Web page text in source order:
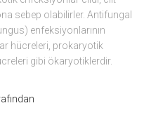
sebep olabilirler. Antifungal
enfeksiyonlarının
hücreleri, prokaryotik
gibi ökaryotiklerdir.